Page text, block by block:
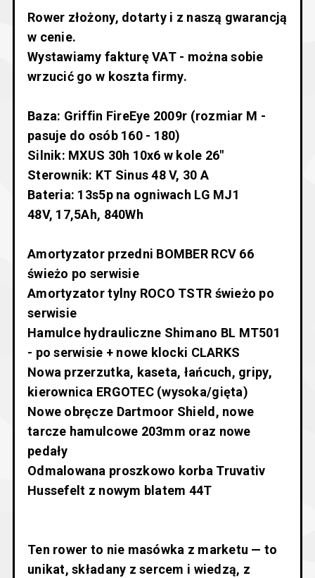
Rower złożony, dotarty i z naszą gwarancją
w cenie.
Wystawiamy fakturę VAT - można sobie
wrzucić go w koszta firmy.
Baza: Griffin FireEye 2009r (rozmiar M -
pasuje do osób 160 - 180)
Silnik: MXUS 30h 10x6 w kole 26"
Sterownik: KT Sinus 48 V, 30 A
Bateria: 13s5p na ogniwach LG MJ1
48V, 17,5Ah, 840Wh
Amortyzator przedni BOMBER RCV 66
świeżo po serwisie
Amortyzator tylny ROCO TSTR świeżo po
serwisie
Hamulce hydrauliczne Shimano BL MT501
- po serwisie + nowe klocki CLARKS
Nowa przerzutka, kaseta, łańcuch, gripy,
kierownica ERGOTEC (wysoka/gięta)
Nowe obręcze Dartmoor Shield, nowe
tarcze hamulcowe 203mm oraz nowe
pedały
Odmalowana proszkowo korba Truvativ
Hussefelt z nowym blatem 44T
Ten rower to nie masówka z marketu — to
unikat, składany z sercem i wiedzą, z